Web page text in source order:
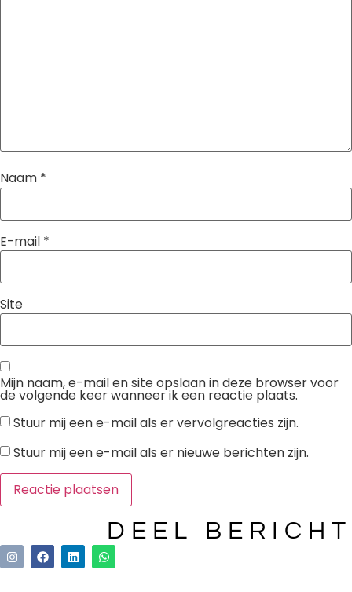
Naam *
E-mail *
Site
Mijn naam, e-mail en site opslaan in deze browser voor
de volgende keer wanneer ik een reactie plaats.
Stuur mij een e-mail als er vervolgreacties zijn.
Stuur mij een e-mail als er nieuwe berichten zijn.
DEEL BERICHT